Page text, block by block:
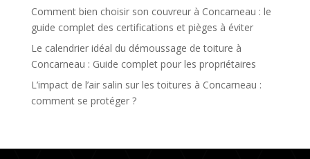
Comment bien choisir son couvreur à Concarneau : le
guide complet des certifications et pièges à éviter
Le calendrier idéal du démoussage de toiture à
Concarneau : Guide complet pour les propriétaires
L’impact de l’air salin sur les toitures à Concarneau :
comment se protéger ?